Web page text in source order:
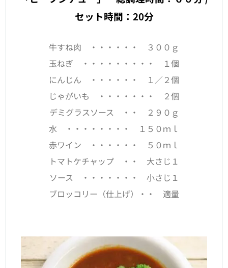
セット時間：20分
牛すね肉 ・・・・・・ ３００ｇ
玉ねぎ ・・・・・・・・・ １個
にんじん ・・・・・・ １／２個
じゃがいも ・・・・・・・ ２個
デミグラスソース ・・ ２９０ｇ
水 ・・・・・・・・ １５０ｍｌ
赤ワイン ・・・・・・ ５０ｍｌ
トマトケチャップ ・・ 大さじ１
ソース ・・・・・・・ 小さじ１
ブロッコリー（仕上げ）・・ 適量